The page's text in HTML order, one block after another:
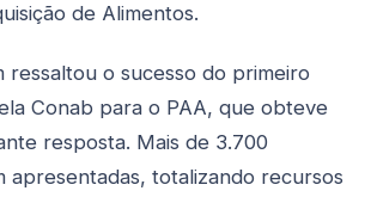
de Alimentos.
ressaltou o sucesso do primeiro
Conab para o PAA, que obteve
resposta. Mais de 3.700
apresentadas, totalizando recursos